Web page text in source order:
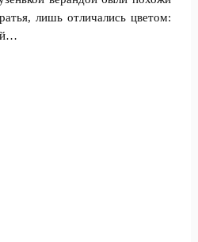
лишь отличались цветом: